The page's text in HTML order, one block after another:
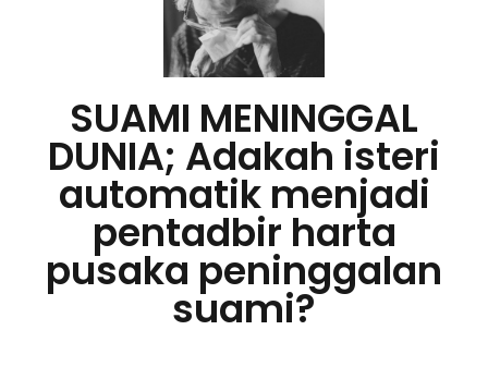
SUAMI MENINGGAL
DUNIA; Adakah isteri
automatik menjadi
pentadbir harta
pusaka peninggalan
suami?